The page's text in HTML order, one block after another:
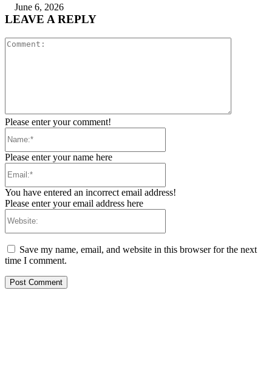
June 6, 2026
LEAVE A REPLY
Please enter your comment!
Please enter your name here
You have entered an incorrect email address!
Please enter your email address here
Save my name, email, and website in this browser for the next
time I comment.